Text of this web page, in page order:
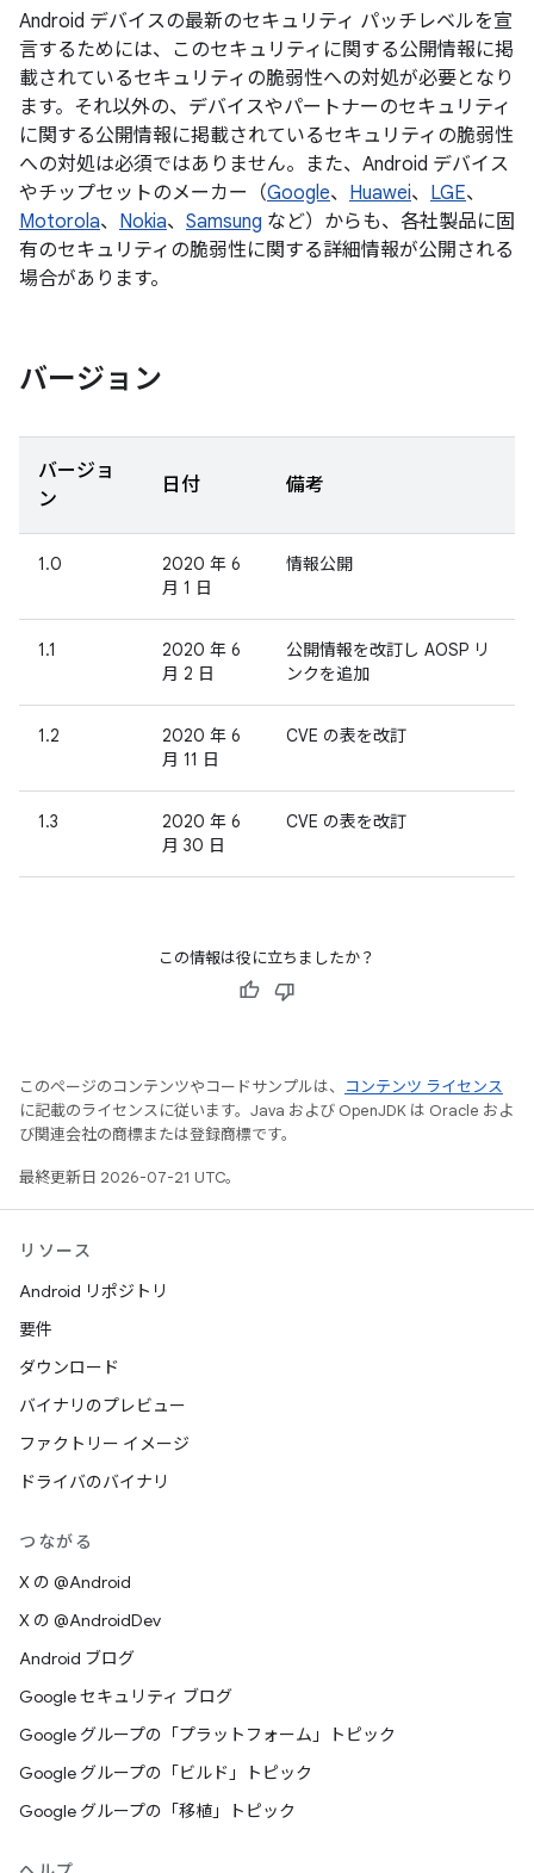
Android デバイスの最新のセキュリティ パッチレベルを宣
言するためには、このセキュリティに関する公開情報に掲
載されているセキュリティの脆弱性への対処が必要となり
ます。それ以外の、デバイスやパートナーのセキュリティ
に関する公開情報に掲載されているセキュリティの脆弱性
への対処は必須ではありません。また、Android デバイス
やチップセットのメーカー（Google、 Huawei、 LGE、
Motorola、 Nokia、 Samsung など）からも、各社製品に固
有のセキュリティの脆弱性に関する詳細情報が公開される
場合があります。
バージョン
バージョ
ン
日付 備考
1.0
2020 年 6
月 1 日
情報公開
1.1
2020 年 6
月 2 日
公開情報を改訂し AOSP リ
ンクを追加
1.2
2020 年 6
月 11 日
CVE の表を改訂
1.3
2020 年 6
月 30 日
CVE の表を改訂
この情報は役に立ちましたか？
このページのコンテンツやコードサンプルは、
コンテンツ ライセンス
に記載のライセンスに従います。Java および OpenJDK は Oracle およ
び関連会社の商標または登録商標です。
最終更新日 2026-07-21 UTC。
リソース
Android リポジトリ
要件
ダウンロード
バイナリのプレビュー
ファクトリー イメージ
ドライバのバイナリ
つながる
X の @Android
X の @AndroidDev
Android ブログ
Google セキュリティ ブログ
Google グループの「プラットフォーム」トピック
Google グループの「ビルド」トピック
Google グループの「移植」トピック